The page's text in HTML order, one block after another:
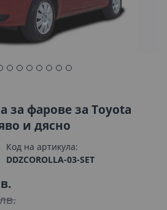
за фарове за Toyota
и дясно
Код на артикула
DDZCOROLLA-03-SET